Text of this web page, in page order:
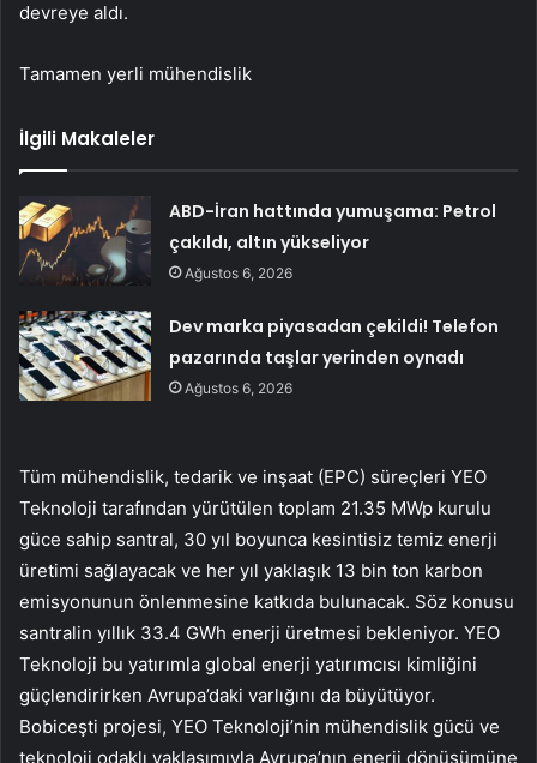
devreye aldı.
Tamamen yerli mühendislik
İlgili Makaleler
ABD-İran hattında yumuşama: Petrol
çakıldı, altın yükseliyor
Ağustos 6, 2026
Dev marka piyasadan çekildi! Telefon
pazarında taşlar yerinden oynadı
Ağustos 6, 2026
Tüm mühendislik, tedarik ve inşaat (EPC) süreçleri YEO
Teknoloji tarafından yürütülen toplam 21.35 MWp kurulu
güce sahip santral, 30 yıl boyunca kesintisiz temiz enerji
üretimi sağlayacak ve her yıl yaklaşık 13 bin ton karbon
emisyonunun önlenmesine katkıda bulunacak. Söz konusu
santralin yıllık 33.4 GWh enerji üretmesi bekleniyor. YEO
Teknoloji bu yatırımla global enerji yatırımcısı kimliğini
güçlendirirken Avrupa’daki varlığını da büyütüyor.
Bobiceşti projesi, YEO Teknoloji’nin mühendislik gücü ve
teknoloji odaklı yaklaşımıyla Avrupa’nın enerji dönüşümüne